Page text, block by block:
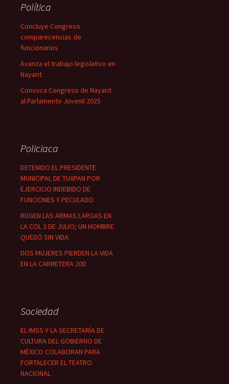
Política
Concluye Congreso
comparecencias de
funcionarios
Avanza el trabajo legislativo en
Nayarit
Convoca Congreso de Nayarit
al Parlamento Juvenil 2025
Policiaca
DETENIDO EL PRESIDENTE
MUNICIPAL DE TUXPAN POR
EJERCICIO INDEBIDO DE
FUNCIONES Y PECULADO
RUGEN LAS ARMAS LARGAS EN
LA COL 3 DE JULIO; UN HOMBRE
QUEDÓ SIN VIDA
DOS MUJERES PIERDEN LA VIDA
EN LA CARRETERA 200
Sociedad
EL IMSS Y LA SECRETARÍA DE
CULTURA DEL GOBIERNO DE
MÉXICO COLABORAN PARA
FORTALECER EL TEATRO
NACIONAL